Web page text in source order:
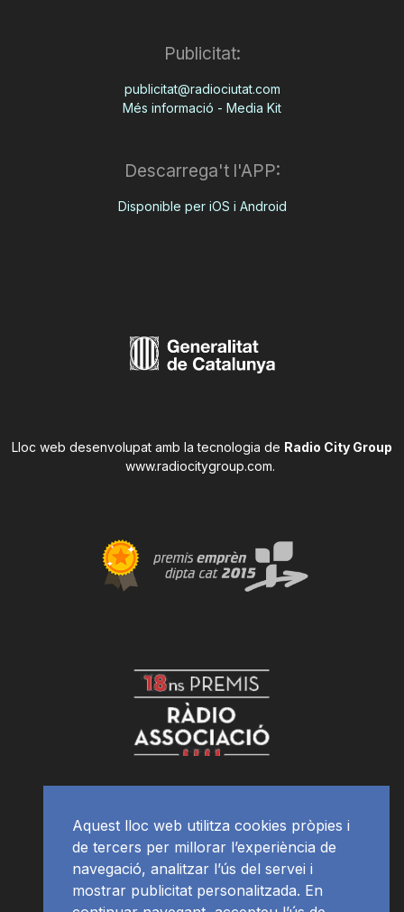
Publicitat:
publicitat@radiociutat.com
Més informació - Media Kit
Descarrega't l'APP:
Disponible per iOS i Android
Lloc web desenvolupat amb la tecnologia de Radio City Group
www.radiocitygroup.com.
Aquest lloc web utilitza cookies pròpies i
de tercers per millorar l’experiència de
navegació, analitzar l’ús del servei i
mostrar publicitat personalitzada. En